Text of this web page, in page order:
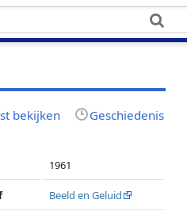
bekijken Geschiedenis
1961
Beeld en Geluid